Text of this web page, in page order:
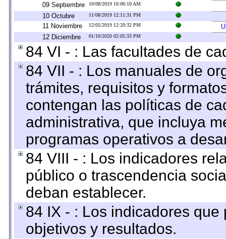
09 Septiembre 10/08/2019 10:06:10 AM
10 Octubre 11/08/2019 12:11:31 PM
11 Noviembre 12/05/2019 12:20:32 PM
12 Diciembre
01/10/2020 02:05:33 PM
84 VI - : Las facultades de
84 VII - : Los manuales de
trámites, requisitos y
contengan las políticas de
administrativa, que incluya
programas operativos a
84 VIII - : Los indicadores
público o trascendencia
deban establecer.
84 IX - : Los indicadores
objetivos y resultados.